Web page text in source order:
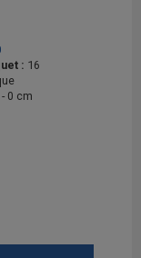
: 16
- 0 cm